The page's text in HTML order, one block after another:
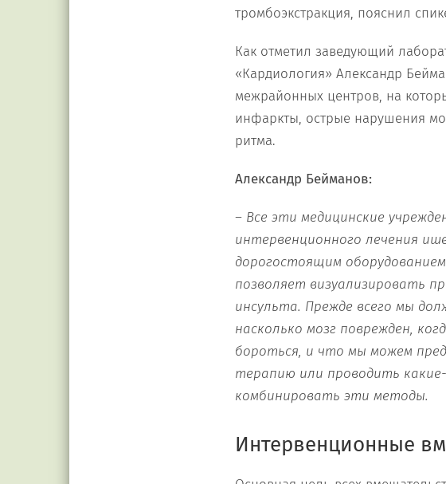
тромбоэкстракция, пояснил
Как отметил заведующий
«Кардиология» Александр
межрайонных центров, на
инфаркты, острые нарушения
ритма.
Александр Бейманов:
– Все эти медицинские
интервенционного лечения
дорогостоящим
позволяет визуализировать
инсульта. Прежде всего мы
насколько мозг поврежден,
бороться, и что мы можем
терапию или проводить
комбинировать эти методы.
Интервенционные